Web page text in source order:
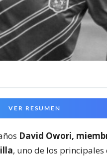
VER RESUMEN
David Owori,
, uno de los